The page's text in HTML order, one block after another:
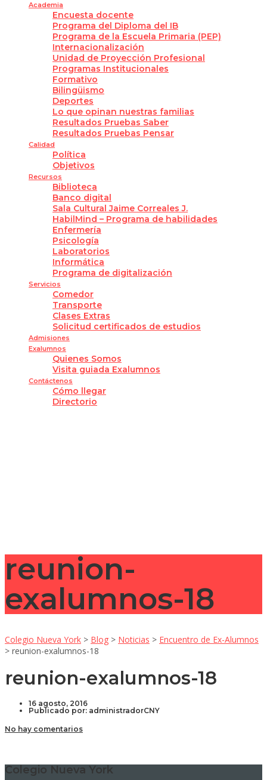
Academia
Encuesta docente
Programa del Diploma del IB
Programa de la Escuela Primaria (PEP)
Internacionalización
Unidad de Proyección Profesional
Programas Institucionales
Formativo
Bilingüismo
Deportes
Lo que opinan nuestras familias
Resultados Pruebas Saber
Resultados Pruebas Pensar
Calidad
Política
Objetivos
Recursos
Biblioteca
Banco digital
Sala Cultural Jaime Correales J.
HabilMind – Programa de habilidades
Enfermería
Psicología
Laboratorios
Informática
Programa de digitalización
Servicios
Comedor
Transporte
Clases Extras
Solicitud certificados de estudios
Admisiones
Exalumnos
Quienes Somos
Visita guiada Exalumnos
Contáctenos
Cómo llegar
Directorio
reunion-
exalumnos-18
Colegio Nueva York > Blog > Noticias > Encuentro de Ex-Alumnos
> reunion-exalumnos-18
reunion-exalumnos-18
16 agosto, 2016
Publicado por: administradorCNY
No hay comentarios
Colegio Nueva York